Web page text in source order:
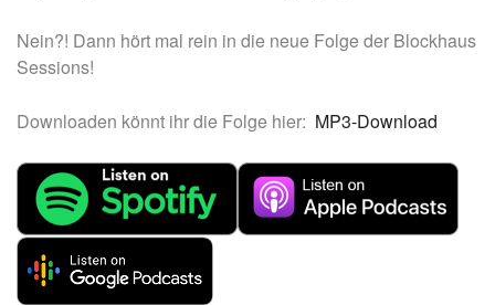
Nein?! Dann hört mal rein in die neue Folge der Blockhaus
Sessions!
Downloaden könnt ihr die Folge hier: MP3-Download